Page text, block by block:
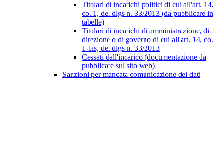
Titolari di incarichi politici di cui all'art. 14,
co. 1, del dlgs n. 33/2013 (da pubblicare in
tabelle)
Titolari di incarichi di amministrazione, di
direzione o di governo di cui all'art. 14, co.
1-bis, del dlgs n. 33/2013
Cessati dall'incarico (documentazione da
pubblicare sul sito web)
Sanzioni per mancata comunicazione dei dati